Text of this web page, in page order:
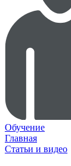
Обучение
Главная
Статьи и видео